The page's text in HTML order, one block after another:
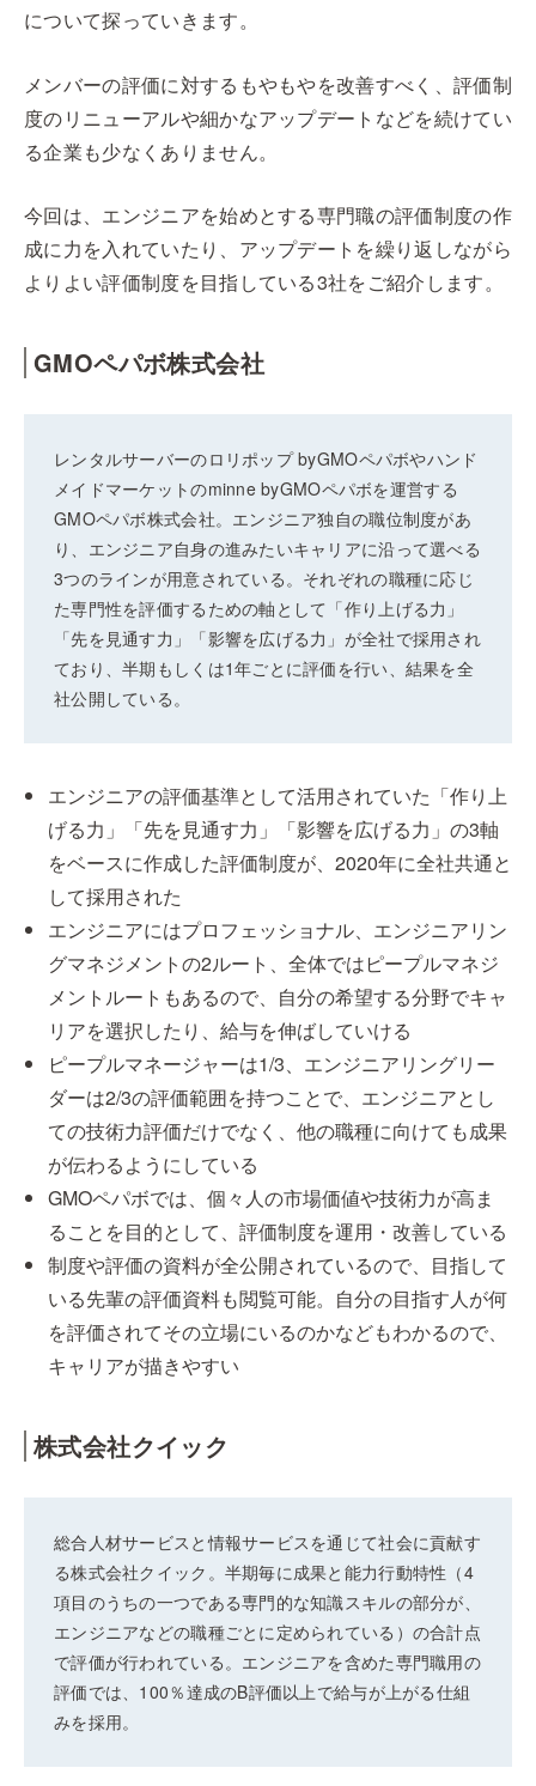
について探っていきます。
メンバーの評価に対するもやもやを改善すべく、評価制
度のリニューアルや細かなアップデートなどを続けてい
る企業も少なくありません。
今回は、エンジニアを始めとする専門職の評価制度の作
成に力を入れていたり、アップデートを繰り返しながら
よりよい評価制度を目指している3社をご紹介します。
GMOペパボ株式会社
レンタルサーバーのロリポップ byGMOペパボやハンド
メイドマーケットのminne byGMOペパボを運営する
GMOペパボ株式会社。エンジニア独自の職位制度があ
り、エンジニア自身の進みたいキャリアに沿って選べる
3つのラインが用意されている。それぞれの職種に応じ
た専門性を評価するための軸として「作り上げる力」
「先を見通す力」「影響を広げる力」が全社で採用され
ており、半期もしくは1年ごとに評価を行い、結果を全
社公開している。
エンジニアの評価基準として活用されていた「作り上
げる力」「先を見通す力」「影響を広げる力」の3軸
をベースに作成した評価制度が、2020年に全社共通と
して採用された
エンジニアにはプロフェッショナル、エンジニアリン
グマネジメントの2ルート、全体ではピープルマネジ
メントルートもあるので、自分の希望する分野でキャ
リアを選択したり、給与を伸ばしていける
ピープルマネージャーは1/3、エンジニアリングリー
ダーは2/3の評価範囲を持つことで、エンジニアとし
ての技術力評価だけでなく、他の職種に向けても成果
が伝わるようにしている
GMOペパボでは、個々人の市場価値や技術力が高ま
ることを目的として、評価制度を運用・改善している
制度や評価の資料が全公開されているので、目指して
いる先輩の評価資料も閲覧可能。自分の目指す人が何
を評価されてその立場にいるのかなどもわかるので、
キャリアが描きやすい
株式会社クイック
総合人材サービスと情報サービスを通じて社会に貢献す
る株式会社クイック。半期毎に成果と能力行動特性（4
項目のうちの一つである専門的な知識スキルの部分が、
エンジニアなどの職種ごとに定められている）の合計点
で評価が行われている。エンジニアを含めた専門職用の
評価では、100％達成のB評価以上で給与が上がる仕組
みを採用。